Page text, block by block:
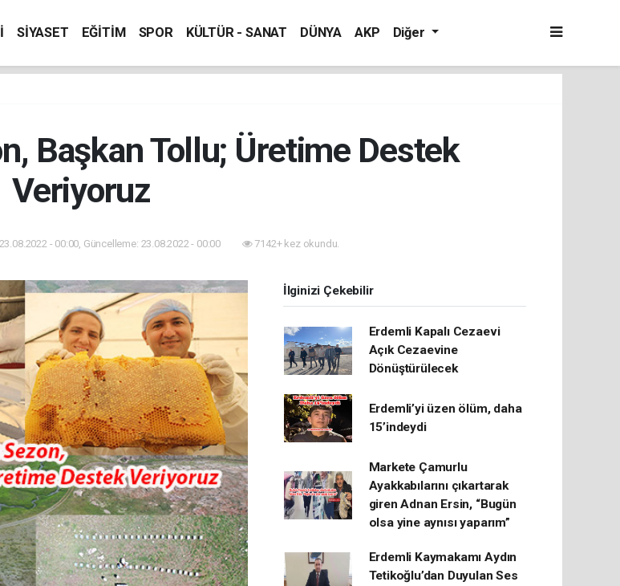
SİYASET EĞİTİM SPOR KÜLTÜR - SANAT DÜNYA AKP Diğer
Başkan Tollu; Üretime Destek
Veriyoruz
- 00:00, Güncelleme: 23.08.2022 - 00:00 7142+ kez okundu.
İlginizi Çekebilir
Erdemli Kapalı Cezaevi
Açık Cezaevine
Dönüştürülecek
Erdemli’yi üzen ölüm, daha
15’indeydi
Markete Çamurlu
Ayakkabılarını çıkartarak
giren Adnan Ersin, “Bugün
olsa yine aynısı yaparım”
Erdemli Kaymakamı Aydın
Tetikoğlu’dan Duyulan Ses